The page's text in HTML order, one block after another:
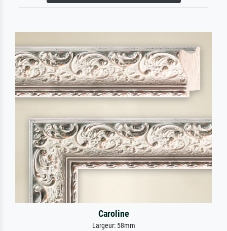
Caroline
Largeur: 58mm